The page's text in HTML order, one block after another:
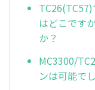
はどこです
か？
MC3300/
ンは可能で